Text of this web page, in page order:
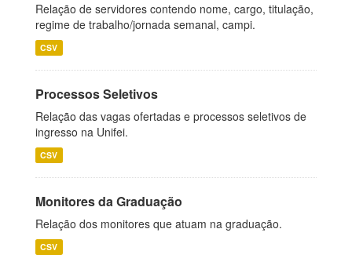
Relação de servidores contendo nome, cargo, titulação,
regime de trabalho/jornada semanal, campi.
CSV
Processos Seletivos
Relação das vagas ofertadas e processos seletivos de
ingresso na Unifei.
CSV
Monitores da Graduação
Relação dos monitores que atuam na graduação.
CSV